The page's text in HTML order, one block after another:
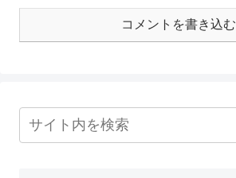
コメントを書き込む